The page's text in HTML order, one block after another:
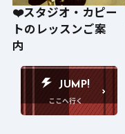
❤️スタジオ・カピー
トのレッスンご案
内
JUMP!